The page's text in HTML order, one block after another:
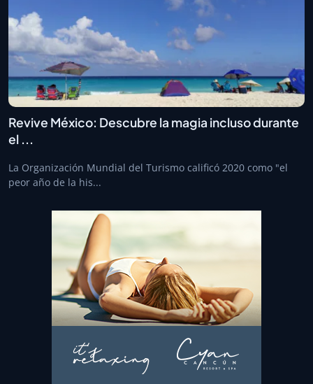
Revive México: Descubre la magia incluso durante
el ...
La Organización Mundial del Turismo calificó 2020 como "el
peor año de la his...